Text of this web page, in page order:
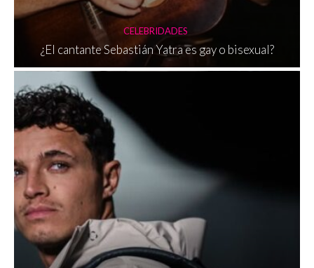
CELEBRIDADES
¿El cantante Sebastián Yatra es gay o bisexual?